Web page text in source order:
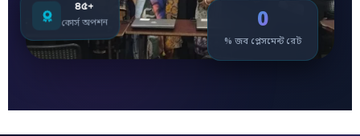
৪৫+
কোর্স অপশন 0
% জব প্লেসমেন্ট রেট